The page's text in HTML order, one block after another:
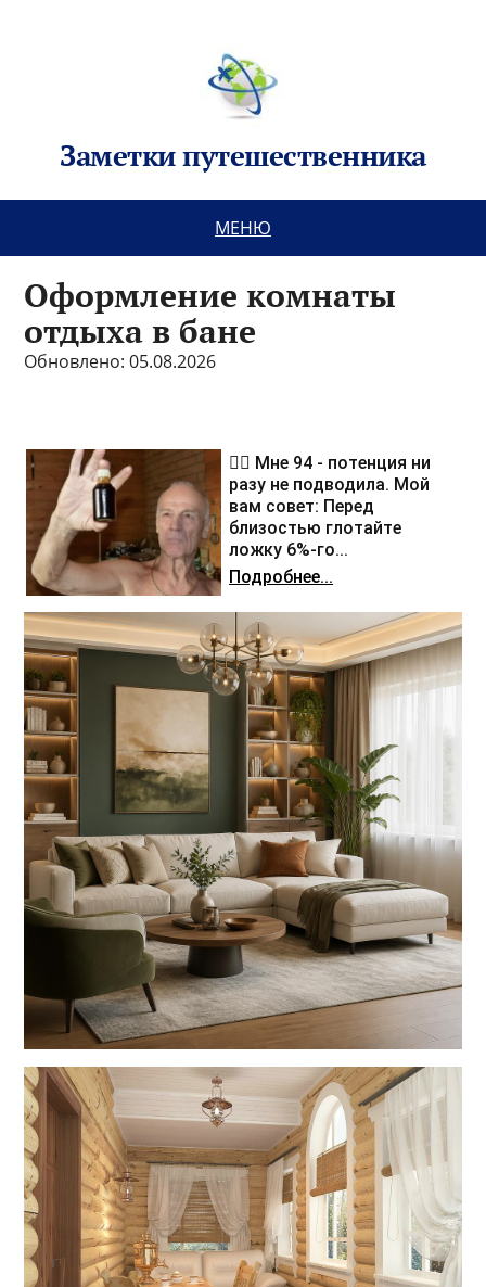
Заметки путешественника
МЕНЮ
Оформление комнаты
отдыха в бане
Обновлено: 05.08.2026
❤️‍🔥 Мне 94 - потенция ни
разу не подводила. Мой
вам совет: Перед
близостью глотайте
ложку 6%-го...
Подробнее...